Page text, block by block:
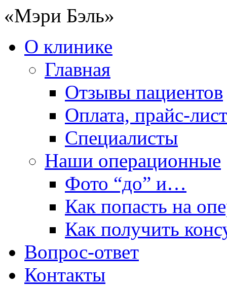
«Мэри Бэль»
О клинике
Главная
Отзывы пациентов
Оплата, прайс-лист
Специалисты
Наши операционные
Фото “до” и…
Как попасть на
Как получить
Вопрос-ответ
Контакты